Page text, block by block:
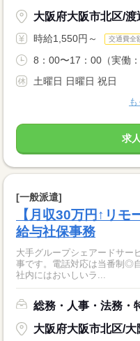
大阪府大阪市北区/渡
時給1,550円～ 交通費全
8：00〜17：00（実働
土曜日 日曜日 祝日
求
[一般派遣]
【月収30万円↑リ
給与社保事務
大手グループシェアードサー
事です。電話対応は当番制◎
社内にはおいしいラ...
総務・人事・法務・
大阪府大阪市北区/大